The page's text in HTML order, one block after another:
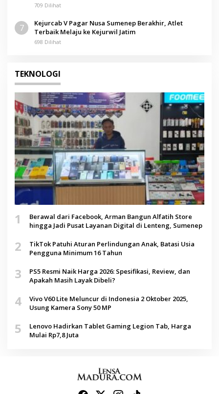
709 Dilihat
7
Kejurcab V Pagar Nusa Sumenep Berakhir, Atlet
Terbaik Melaju ke Kejurwil Jatim
698 Dilihat
TEKNOLOGI
1
Berawal dari Facebook, Arman Bangun Alfatih Store
hingga Jadi Pusat Layanan Digital di Lenteng, Sumenep
2
TikTok Patuhi Aturan Perlindungan Anak, Batasi Usia
Pengguna Minimum 16 Tahun
3
PS5 Resmi Naik Harga 2026: Spesifikasi, Review, dan
Apakah Masih Layak Dibeli?
4
Vivo V60 Lite Meluncur di Indonesia 2 Oktober 2025,
Usung Kamera Sony 50 MP
5
Lenovo Hadirkan Tablet Gaming Legion Tab, Harga
Mulai Rp7,8 Juta